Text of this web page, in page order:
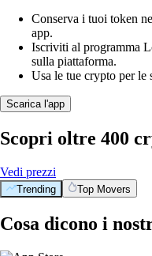
Conserva i tuoi token
app.
Iscriviti al programma
sulla piattaforma.
Usa le tue crypto per le
Scarica l'app
Scopri oltre 400
Vedi prezzi
Trending Top Movers
Cosa dicono i